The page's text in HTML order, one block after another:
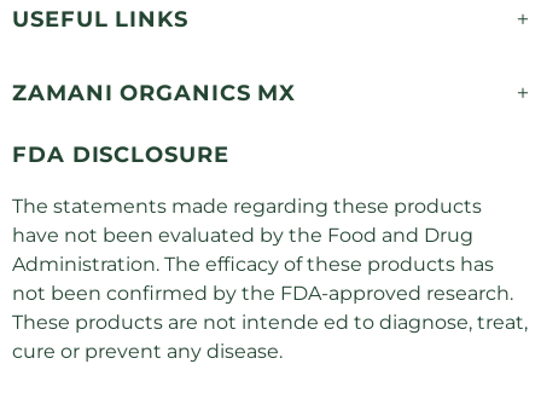
USEFUL LINKS
ZAMANI ORGANICS MX
FDA DISCLOSURE
The statements made regarding these products
have not been evaluated by the Food and Drug
Administration. The efficacy of these products has
not been confirmed by the FDA-approved research.
These products are not intende ed to diagnose, treat,
cure or prevent any disease.